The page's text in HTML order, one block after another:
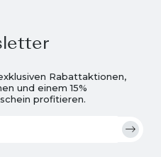
Rabattaktionen,
und einem 15%
profitieren.